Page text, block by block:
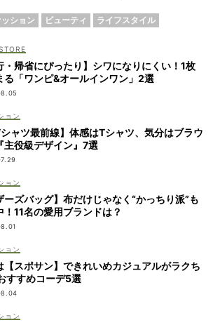
ション ビューティ ライフスタイル
・帰省にぴったり】シワになりにくい！1枚
る「ワンピ&オールインワン」2選
ョン
シャツ最前線】体感はTシャツ、気分はブラウ
主役級デザイン』7選
ョン
ーズバッグ】布だけじゃなく“かっちり派”も
！11名の愛用ブランドは？
ョン
【スポサン】できれいめカジュアルがラクち
すすめコーデ5選
ョン